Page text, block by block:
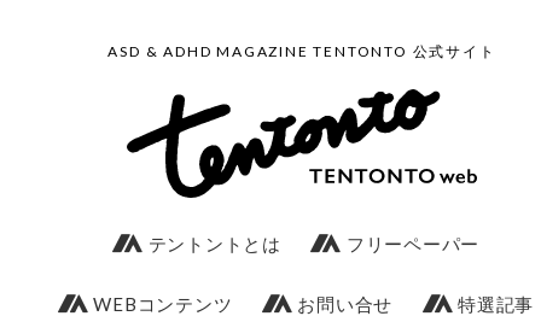
ASD & ADHD MAGAZINE TENTONTO 公式サイト
テントントとは フリーペーパー
WEBコンテンツ お問い合せ 特選記事